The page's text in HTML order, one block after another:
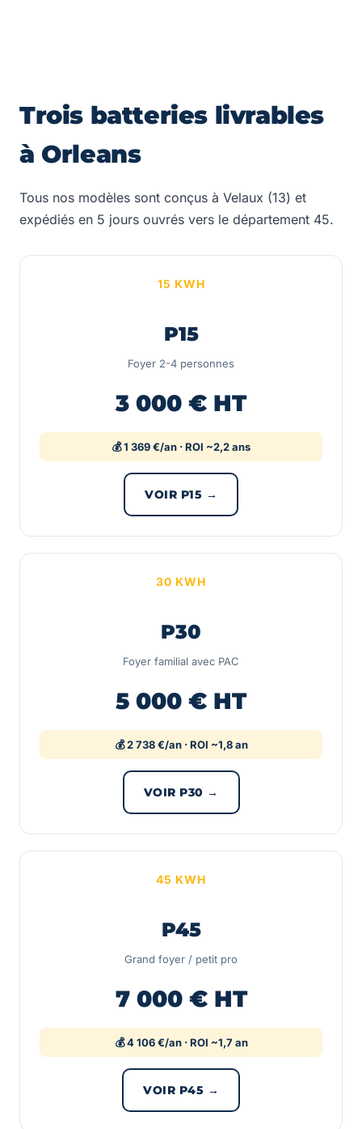
Trois batteries livrables
à Orleans
Tous nos modèles sont conçus à Velaux (13) et
expédiés en 5 jours ouvrés vers le département 45.
15 KWH
P15
Foyer 2-4 personnes
3 000 € HT
💰 1 369 €/an · ROI ~2,2 ans
VOIR P15 →
30 KWH
P30
Foyer familial avec PAC
5 000 € HT
💰 2 738 €/an · ROI ~1,8 an
VOIR P30 →
45 KWH
P45
Grand foyer / petit pro
7 000 € HT
💰 4 106 €/an · ROI ~1,7 an
VOIR P45 →